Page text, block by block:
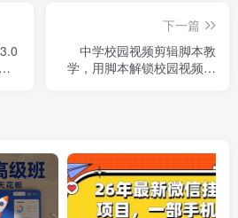
下一篇
中学校园视频剪辑脚本教
学，用脚本解锁校园视频的